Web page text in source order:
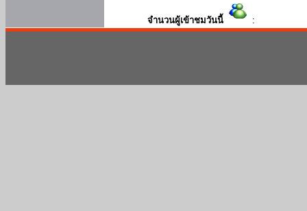
จำนวนผู้เข้าชมวันนี้ :